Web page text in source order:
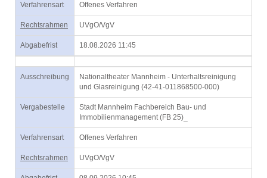
Verfahrensart Offenes Verfahren
Rechtsrahmen UVgO/VgV
Abgabefrist 18.08.2026 11:45
Ausschreibung
Nationaltheater Mannheim - Unterhaltsreinigung
und Glasreinigung (42-41-011868500-000)
Vergabestelle
Stadt Mannheim Fachbereich Bau- und
Immobilienmanagement (FB 25)_
Verfahrensart Offenes Verfahren
Rechtsrahmen UVgO/VgV